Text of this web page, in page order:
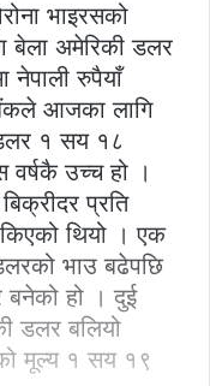
भाइरसको
बेला अमेरिकी डलर
नेपाली रुपैयाँ
आजका लागि
१ सय १८
उच्च हो ।
प्रति
थियो । एक
भाउ बढेपछि
बनेको हो । दुई
डलर बलियो
मूल्य १ सय १९